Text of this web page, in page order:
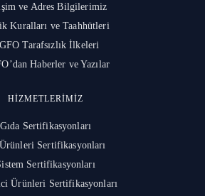
ve Adres Bilgilerimiz
Kuralları ve Taahhütleri
Tarafsızlık İlkeleri
Haberler ve Yazılar
HIZMETLERIMIZ
Gıda Sertifikasyonları
Sertifikasyonları
Sertifikasyonları
Ürünleri Sertifikasyonları